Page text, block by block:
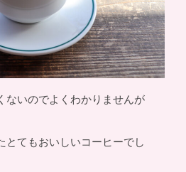
ないのでよくわかりませんが
とてもおいしいコーヒーでし